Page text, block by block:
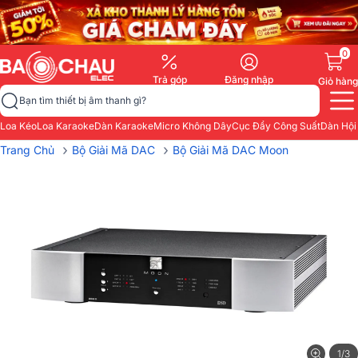
Trả góp Đăng nhập
0
Giỏ hàng
Bạn tìm thiết bị âm thanh gì?
Loa KéoLoa KaraokeDàn KaraokeMicro Không DâyCục Đẩy Công SuấtDàn
Trang Chủ › Bộ Giải Mã DAC › Bộ Giải Mã DAC Moon
1/3